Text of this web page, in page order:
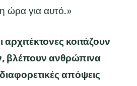
ώρα για αυτό.»
κοιτάζουν
βλέπουν ανθρώπινα
απόψεις